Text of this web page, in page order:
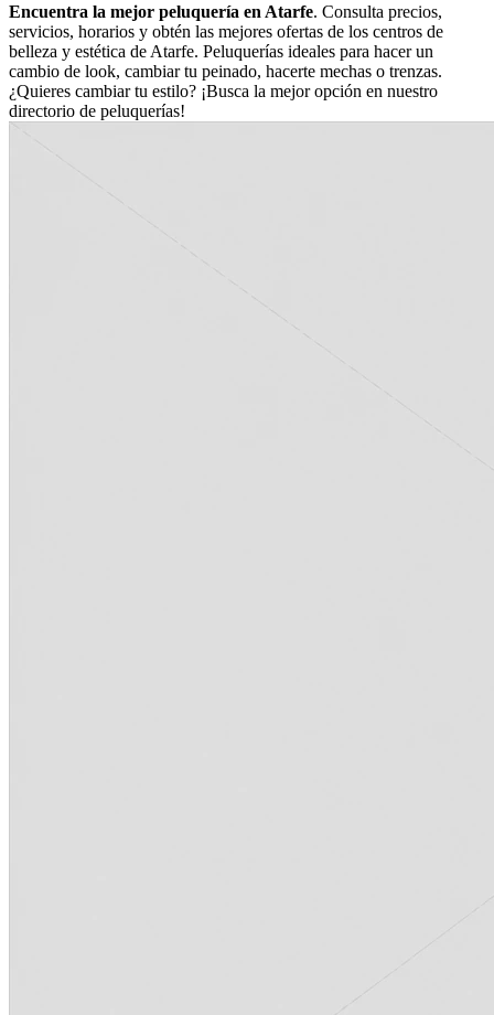
Encuentra la mejor peluquería en Atarfe. Consulta precios,
servicios, horarios y obtén las mejores ofertas de los centros de
belleza y estética de Atarfe. Peluquerías ideales para hacer un
cambio de look, cambiar tu peinado, hacerte mechas o trenzas.
¿Quieres cambiar tu estilo? ¡Busca la mejor opción en nuestro
directorio de peluquerías!